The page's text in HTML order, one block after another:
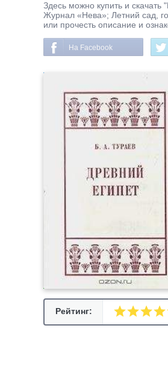
Здесь можно купить и
Журнал «Нева»; Летний сад,
или прочесть описание и
На Facebook
Рейтинг: